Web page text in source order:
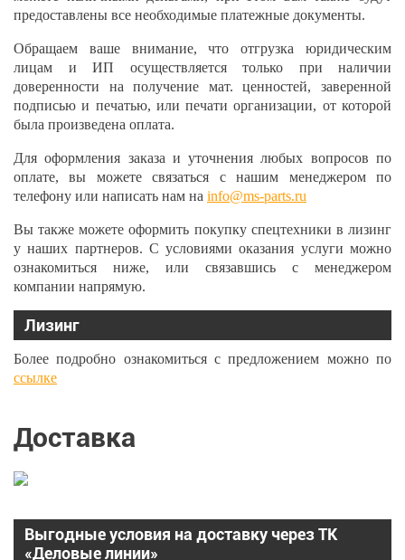
предоставлены все необходимые платежные документы.
Обращаем ваше внимание, что отгрузка юридическим
лицам и ИП осуществляется только при наличии
доверенности на получение мат. ценностей, заверенной
подписью и печатью, или печати организации, от которой
была произведена оплата.
Для оформления заказа и уточнения любых вопросов по
оплате, вы можете связаться с нашим менеджером по
телефону или написать нам на info@ms-parts.ru
Вы также можете оформить покупку спецтехники в лизинг
у наших партнеров. С условиями оказания услуги можно
ознакомиться ниже, или связавшись с менеджером
компании напрямую.
Лизинг
Более подробно ознакомиться с предложением можно по
ссылке
Доставка
Выгодные условия на доставку через ТК
«Деловые линии»